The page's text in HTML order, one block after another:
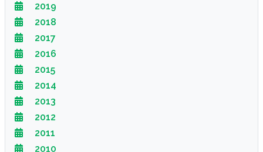
2019
2018
2017
2016
2015
2014
2013
2012
2011
2010